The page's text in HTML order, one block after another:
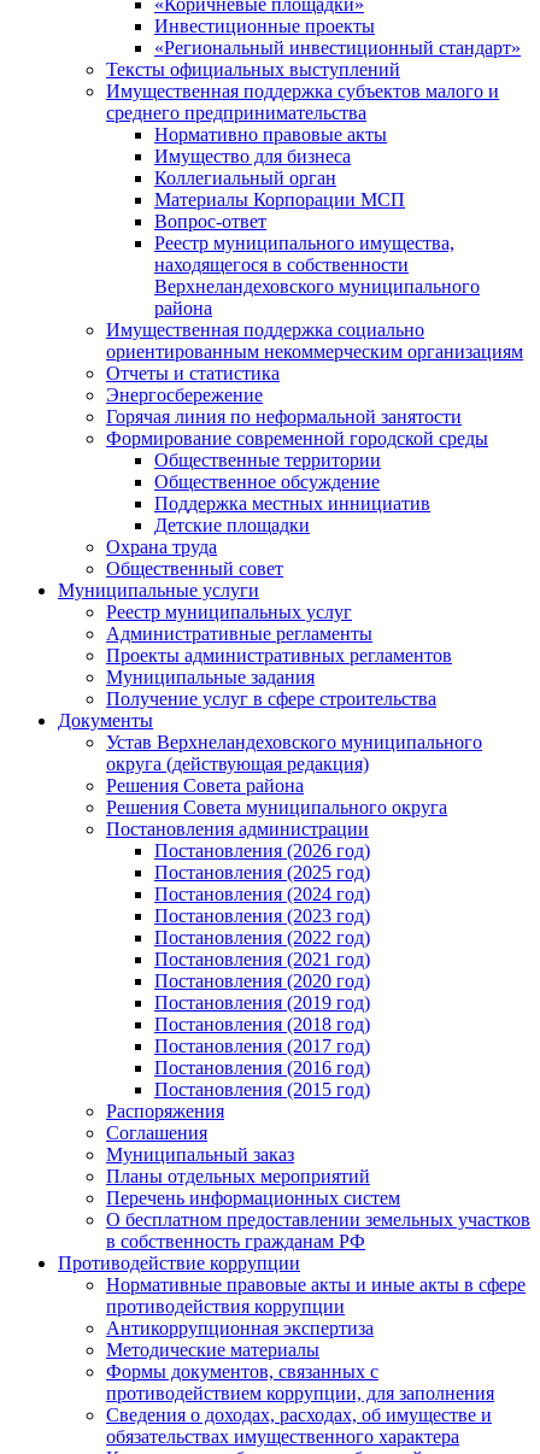
«Коричневые площадки»
Инвестиционные проекты
«Региональный инвестиционный стандарт»
Тексты официальных выступлений
Имущественная поддержка субъектов малого и
среднего предпринимательства
Нормативно правовые акты
Имущество для бизнеса
Коллегиальный орган
Материалы Корпорации МСП
Вопрос-ответ
Реестр муниципального имущества,
находящегося в собственности
Верхнеландеховского муниципального
района
Имущественная поддержка социально
ориентированным некоммерческим организациям
Отчеты и статистика
Энергосбережение
Горячая линия по неформальной занятости
Формирование современной городской среды
Общественные территории
Общественное обсуждение
Поддержка местных иннициатив
Детские площадки
Охрана труда
Общественный совет
Муниципальные услуги
Реестр муниципальных услуг
Административные регламенты
Проекты административных регламентов
Муниципальные задания
Получение услуг в сфере строительства
Документы
Устав Верхнеландеховского муниципального
округа (действующая редакция)
Решения Совета района
Решения Совета муниципального округа
Постановления администрации
Постановления (2026 год)
Постановления (2025 год)
Постановления (2024 год)
Постановления (2023 год)
Постановления (2022 год)
Постановления (2021 год)
Постановления (2020 год)
Постановления (2019 год)
Постановления (2018 год)
Постановления (2017 год)
Постановления (2016 год)
Постановления (2015 год)
Распоряжения
Соглашения
Муниципальный заказ
Планы отдельных мероприятий
Перечень информационных систем
О бесплатном предоставлении земельных участков
в собственность гражданам РФ
Противодействие коррупции
Нормативные правовые акты и иные акты в сфере
противодействия коррупции
Антикоррупционная экспертиза
Методические материалы
Формы документов, связанных с
противодействием коррупции, для заполнения
Сведения о доходах, расходах, об имуществе и
обязательствах имущественного характера